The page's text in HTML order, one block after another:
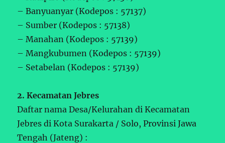
– Banyuanyar (Kodepos : 57137)
– Sumber (Kodepos : 57138)
– Manahan (Kodepos : 57139)
– Mangkubumen (Kodepos : 57139)
– Setabelan (Kodepos : 57139)
2. Kecamatan Jebres
Daftar nama Desa/Kelurahan di Kecamatan
Jebres di Kota Surakarta / Solo, Provinsi Jawa
Tengah (Jateng) :